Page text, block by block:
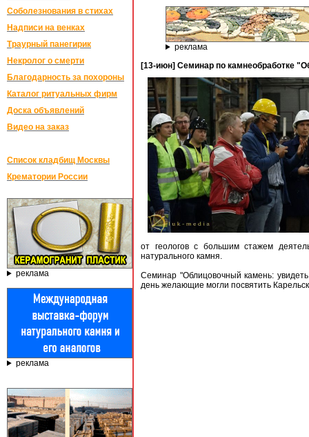
Соболезнования в стихах
Надписи на венках
Траурный панегирик
Некролог о смерти
Благодарность за похороны
Каталог ритуальных фирм
Доска объявлений
Видео на заказ
Список кладбищ Москвы
Крематории России
реклама
реклама
реклама
[13-июн] Семинар по камнеобработке
от геологов с большим стажем
натурального камня.
Семинар "Облицовочный камень:
день желающие могли посвятить